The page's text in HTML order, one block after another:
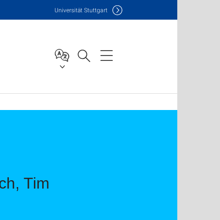
Universität Stuttgart
Tim